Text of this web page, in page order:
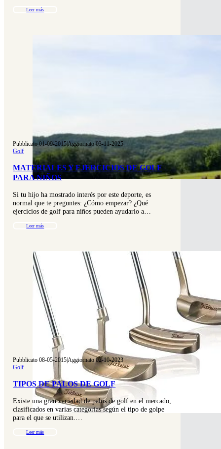
Leer más
Pubblicato 01-09-2015|Aggiornato 03-11-2025
Golf
MATERIALES Y EJERCICIOS DE GOLF
PARA NIÑOS
Si tu hijo ha mostrado interés por este deporte, es
normal que te preguntes: ¿Cómo empezar? ¿Qué
ejercicios de golf para niños pueden ayudarlo a…
Leer más
Pubblicato 08-05-2015|Aggiornato 02-10-2023
Golf
TIPOS DE PALOS DE GOLF
Existe una gran variedad de palos de golf en el mercado,
clasificados en varias categorías según el tipo de golpe
para el que se utilizan.…
Leer más